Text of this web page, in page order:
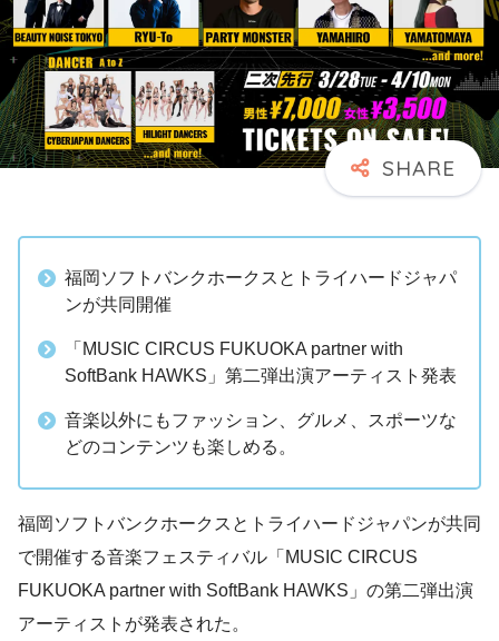
福岡ソフトバンクホークスとトライハードジャパ
ンが共同開催
「MUSIC CIRCUS FUKUOKA partner with
SoftBank HAWKS」第二弾出演アーティスト発表
音楽以外にもファッション、グルメ、スポーツな
どのコンテンツも楽しめる。
福岡ソフトバンクホークスとトライハードジャパンが共同
で開催する音楽フェスティバル「MUSIC CIRCUS
FUKUOKA partner with SoftBank HAWKS」の第二弾出演
アーティストが発表された。